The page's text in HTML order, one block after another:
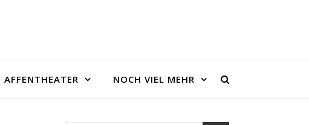
AFFENTHEATER NOCH VIEL MEHR